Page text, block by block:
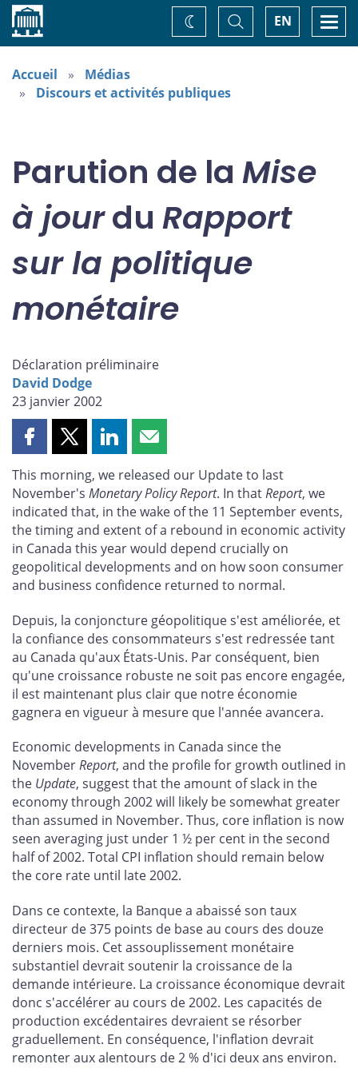
Accueil EN
Basculer
la
recherche
Changez
de
Accueil
Médias
Discours et activités publiques
Parution de la Mise
à jourdu Rapport
sur la politique
monétaire
Déclaration préliminaire
David Dodge
23 janvier 2002
Partager
page
sur
Facebook
Partager
page
sur
X
Partager
page
sur
LinkedIn
Partager
page
par
courriel
This morning, we released our Update to last
November's Monetary Policy Report. In thatReport, we
indicated that, in the wake of the 11 September events,
the timing and extent of a rebound in economic activity
in Canada this year would depend crucially on
geopolitical developments and on how soon consumer
and business confidence returned to normal.
Depuis, la conjoncture géopolitique s'est améliorée, et
la confiance des consommateurs s'est redressée tant
au Canada qu'aux États-Unis. Par conséquent, bien
qu'une croissance robuste ne soit pas encore engagée,
il est maintenant plus clair que notre économie
gagnera en vigueur à mesure que l'année avancera.
Economic developments in Canada since the
NovemberReport, and the profile for growth outlined in
the Update, suggest that the amount of slack in the
economy through 2002 will likely be somewhat greater
than assumed in November. Thus, core inflation is now
seen averaging just under 1 ½ per cent in the second
half of 2002. Total CPI inflation should remain below
the core rate until late 2002.
Dans ce contexte, la Banque a abaissé son taux
directeur de 375 points de base au cours des douze
derniers mois. Cet assouplissement monétaire
substantiel devrait soutenir la croissance de la
demande intérieure. La croissance économique devrait
donc s'accélérer au cours de 2002. Les capacités de
production excédentaires devraient se résorber
graduellement. En conséquence, l'inflation devrait
remonter aux alentours de 2 % d'ici deux ans environ.